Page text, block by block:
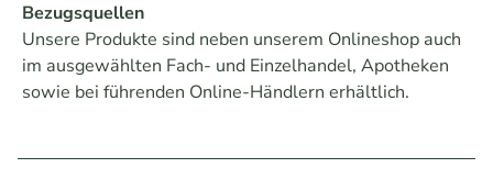
Bezugsquellen
Unsere Produkte sind neben unserem Onlineshop auch
im ausgewählten Fach- und Einzelhandel, Apotheken
sowie bei führenden Online-Händlern erhältlich.